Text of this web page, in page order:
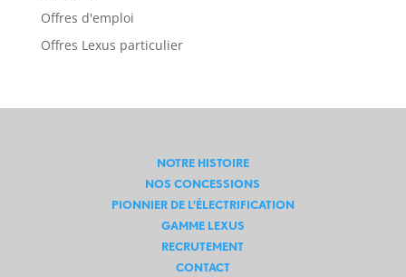
Offres d'emploi
Offres Lexus particulier
NOTRE HISTOIRE
NOS CONCESSIONS
PIONNIER DE L’ÉLECTRIFICATION
GAMME LEXUS
RECRUTEMENT
CONTACT